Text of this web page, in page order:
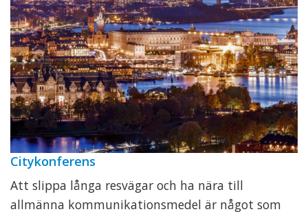
Citykonferens
Att slippa långa resvägar och ha nära till
allmänna kommunikationsmedel är något som